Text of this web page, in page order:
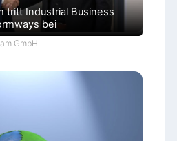
tritt Industrial Business
bei
GmbH